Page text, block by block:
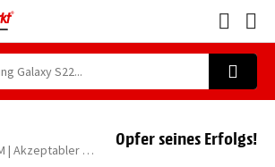
256GB | Rot | Dual-SIM | Akzeptabler Zustand
Opfer seines Erfolgs!